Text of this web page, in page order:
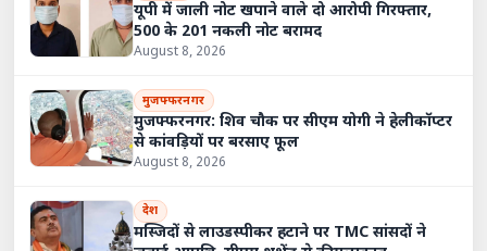
यूपी में जाली नोट खपाने वाले दो आरोपी गिरफ्तार,
500 के 201 नकली नोट बरामद
August 8, 2026
मुजफ्फरनगर
मुजफ्फरनगर: शिव चौक पर सीएम योगी ने हेलीकॉप्टर
से कांवड़ियों पर बरसाए फूल
August 8, 2026
देश
मस्जिदों से लाउडस्पीकर हटाने पर TMC सांसदों ने